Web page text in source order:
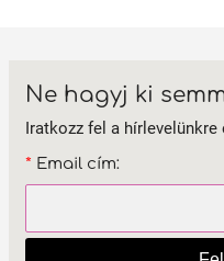
Ne hagyj ki
Iratkozz fel a
* Email cím: